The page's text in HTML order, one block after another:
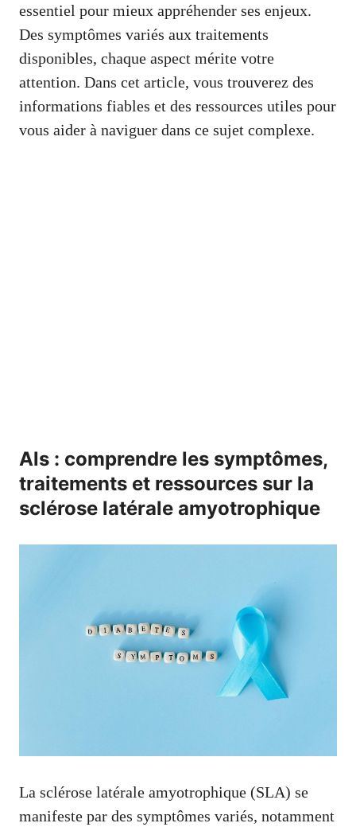
essentiel pour mieux appréhender ses enjeux.
Des symptômes variés aux traitements
disponibles, chaque aspect mérite votre
attention. Dans cet article, vous trouverez des
informations fiables et des ressources utiles pour
vous aider à naviguer dans ce sujet complexe.
Als : comprendre les symptômes,
traitements et ressources sur la
sclérose latérale amyotrophique
La sclérose latérale amyotrophique (SLA) se
manifeste par des symptômes variés, notamment